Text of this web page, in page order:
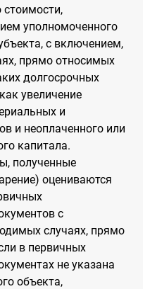
стоимости,
уполномоченного
с включением,
прямо относимых
долгосрочных
увеличение
и
и неоплаченного или
капитала.
полученные
оцениваются
с
случаях, прямо
в первичных
не указана
объекта,